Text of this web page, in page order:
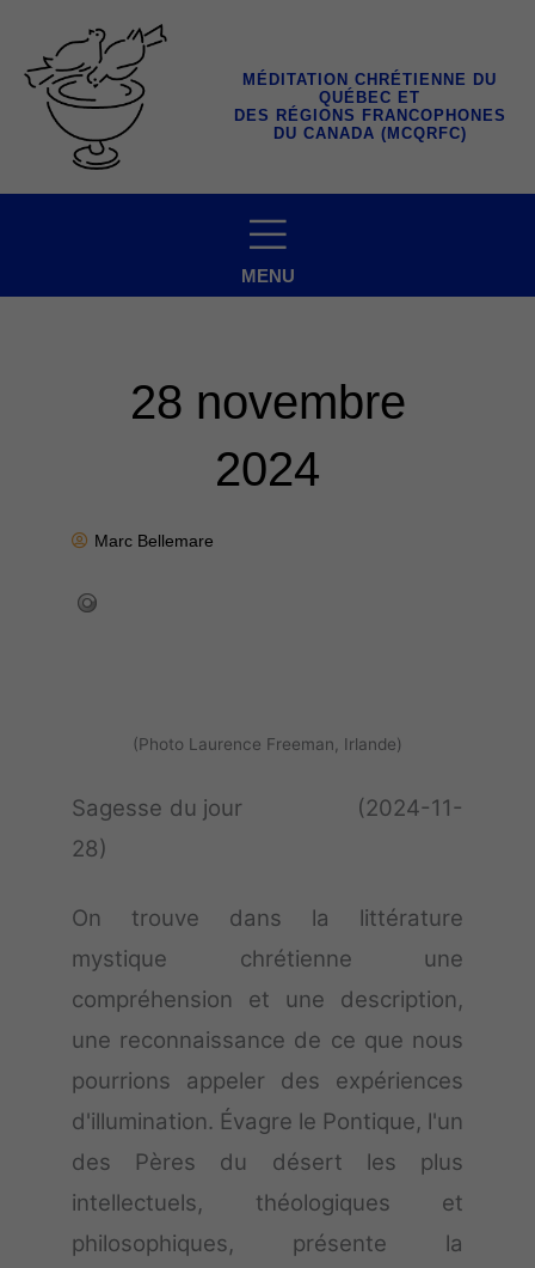
contenu
MÉDITATION CHRÉTIENNE DU
QUÉBEC ET
DES RÉGIONS FRANCOPHONES
DU CANADA (MCQRFC)
MENU
28 novembre
2024
Marc Bellemare
(Photo Laurence Freeman, Irlande)
Sagesse du jour (2024-11-
28)
On trouve dans la littérature
mystique chrétienne une
compréhension et une description,
une reconnaissance de ce que nous
pourrions appeler des expériences
d'illumination. Évagre le Pontique, l'un
des Pères du désert les plus
intellectuels, théologiques et
philosophiques, présente la